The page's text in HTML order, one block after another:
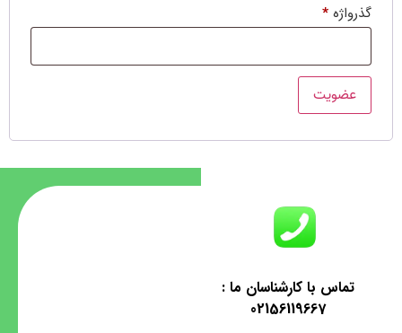
گذرواژه *
عضویت
تماس با کارشناسان ما :
02156119667